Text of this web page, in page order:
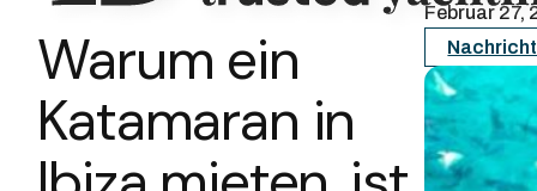
Warum ein
Katamaran in
Februar 27,